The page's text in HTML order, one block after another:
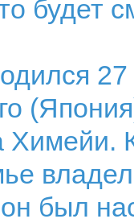
будет
Химейи.
был